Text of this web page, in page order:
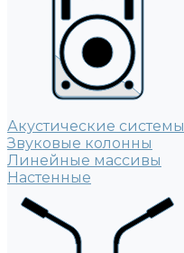
Акустические системы
Звуковые колонны
Линейные массивы
Настенные